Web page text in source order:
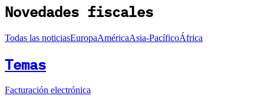
Novedades fiscales
Todas las noticiasEuropaAméricaAsia-PacíficoÁfrica
Temas
Facturación electrónica